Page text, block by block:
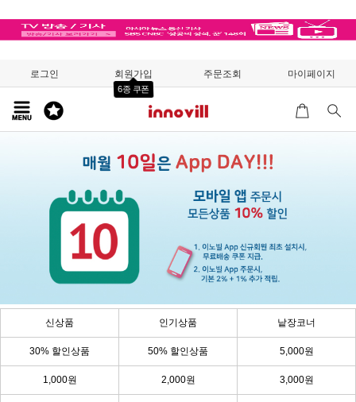
로그인 회원가입
6종 쿠폰
주문조회 마이페이지
신상품 인기상품 낱장코너
30% 할인상품 50% 할인상품 5,000원
1,000원 2,000원 3,000원